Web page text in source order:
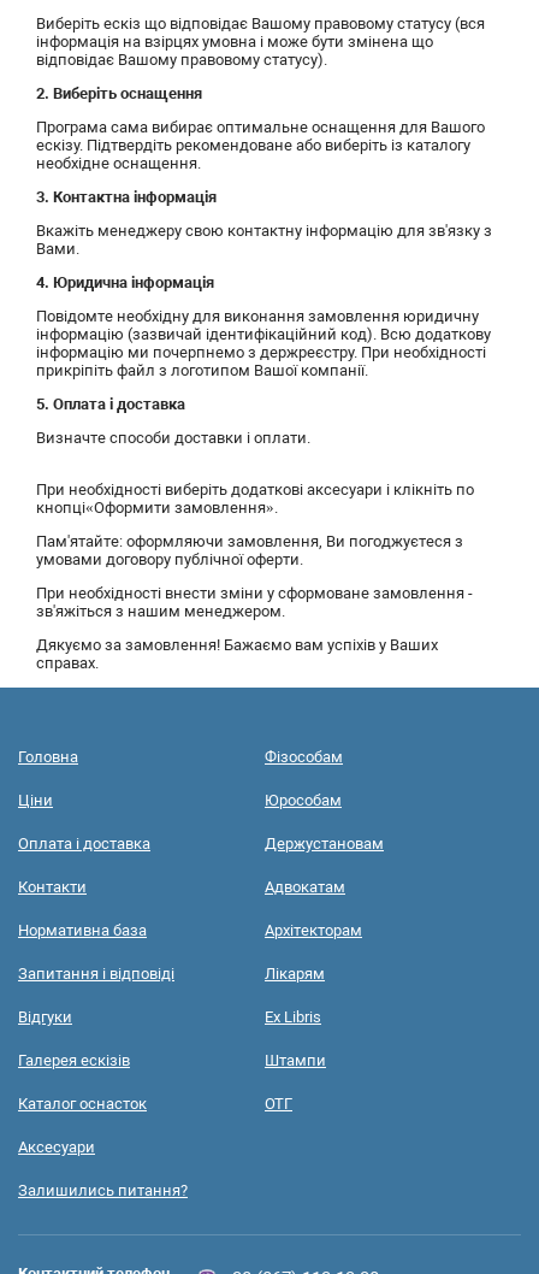
Виберіть ескіз що відповідає Вашому правовому статусу (вся
інформація на взірцях умовна і може бути змінена що
відповідає Вашому правовому статусу).
2. Виберіть оснащення
Програма сама вибирає оптимальне оснащення для Вашого
ескізу. Підтвердіть рекомендоване або виберіть із каталогу
необхідне оснащення.
3. Контактна інформація
Вкажіть менеджеру свою контактну інформацію для зв'язку з
Вами.
4. Юридична інформація
Повідомте необхідну для виконання замовлення юридичну
інформацію (зазвичай ідентифікаційний код). Всю додаткову
інформацію ми почерпнемо з держреєстру. При необхідності
прикріпіть файл з логотипом Вашої компанії.
5. Оплата і доставка
Визначте способи доставки і оплати.
При необхідності виберіть додаткові аксесуари і клікніть по
кнопці«Оформити замовлення».
Пам'ятайте: оформляючи замовлення, Ви погоджуєтеся з
умовами договору публічної оферти.
При необхідності внести зміни у сформоване замовлення -
зв'яжіться з нашим менеджером.
Дякуємо за замовлення! Бажаємо вам успіхів у Ваших
справах.
Головна
Ціни
Оплата і доставка
Контакти
Нормативна база
Запитання і відповіді
Відгуки
Галерея ескізів
Каталог оснасток
Аксесуари
Залишились питання?
Фізособам
Юрособам
Держустановам
Адвокатам
Архітекторам
Лікарям
Ex Libris
Штампи
ОТГ